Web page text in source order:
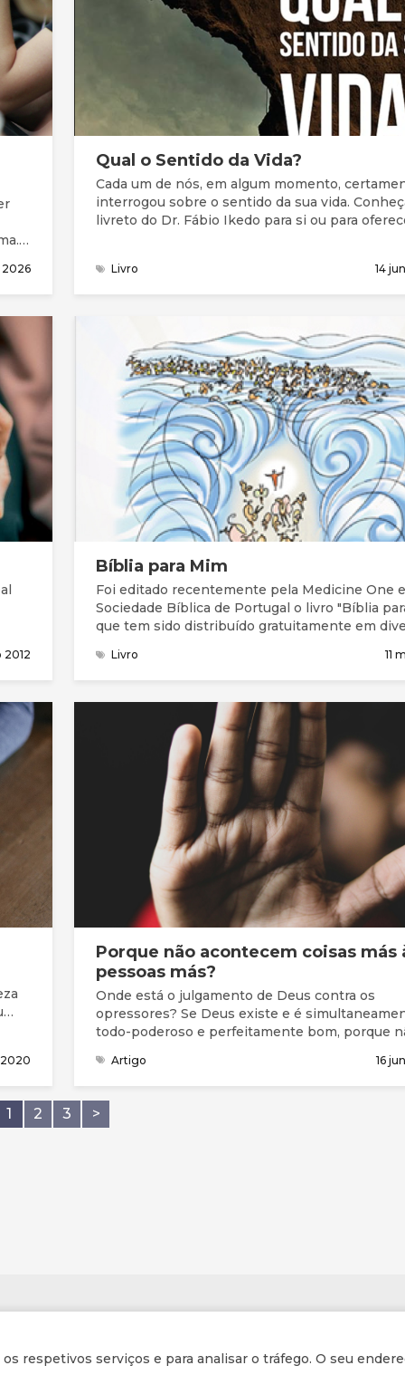
respetivos serviços e para analisar o tráfego. O seu
Qual o Sentido da Vida?
Cada um de nós, em algum momento,
interrogou sobre o sentido da sua vida.
livreto do Dr. Fábio Ikedo para si ou para
Livro 14
ser
2012
Bíblia para Mim
Foi editado recentemente pela Medicine One
Sociedade Bíblica de Portugal o livro "Bíblia
que tem sido distribuído gratuitamente em
Livro 11
Porque não acontecem coisas más
pessoas más?
Onde está o julgamento de Deus contra os
opressores? Se Deus existe e é
todo-poderoso e perfeitamente bom, porque
Artigo 16
1 2 3 >